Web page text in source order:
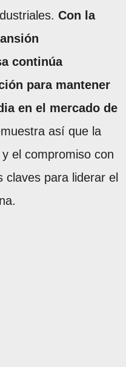
Con la
continúa
para mantener
en el mercado de
así que la
el compromiso con
claves para liderar el